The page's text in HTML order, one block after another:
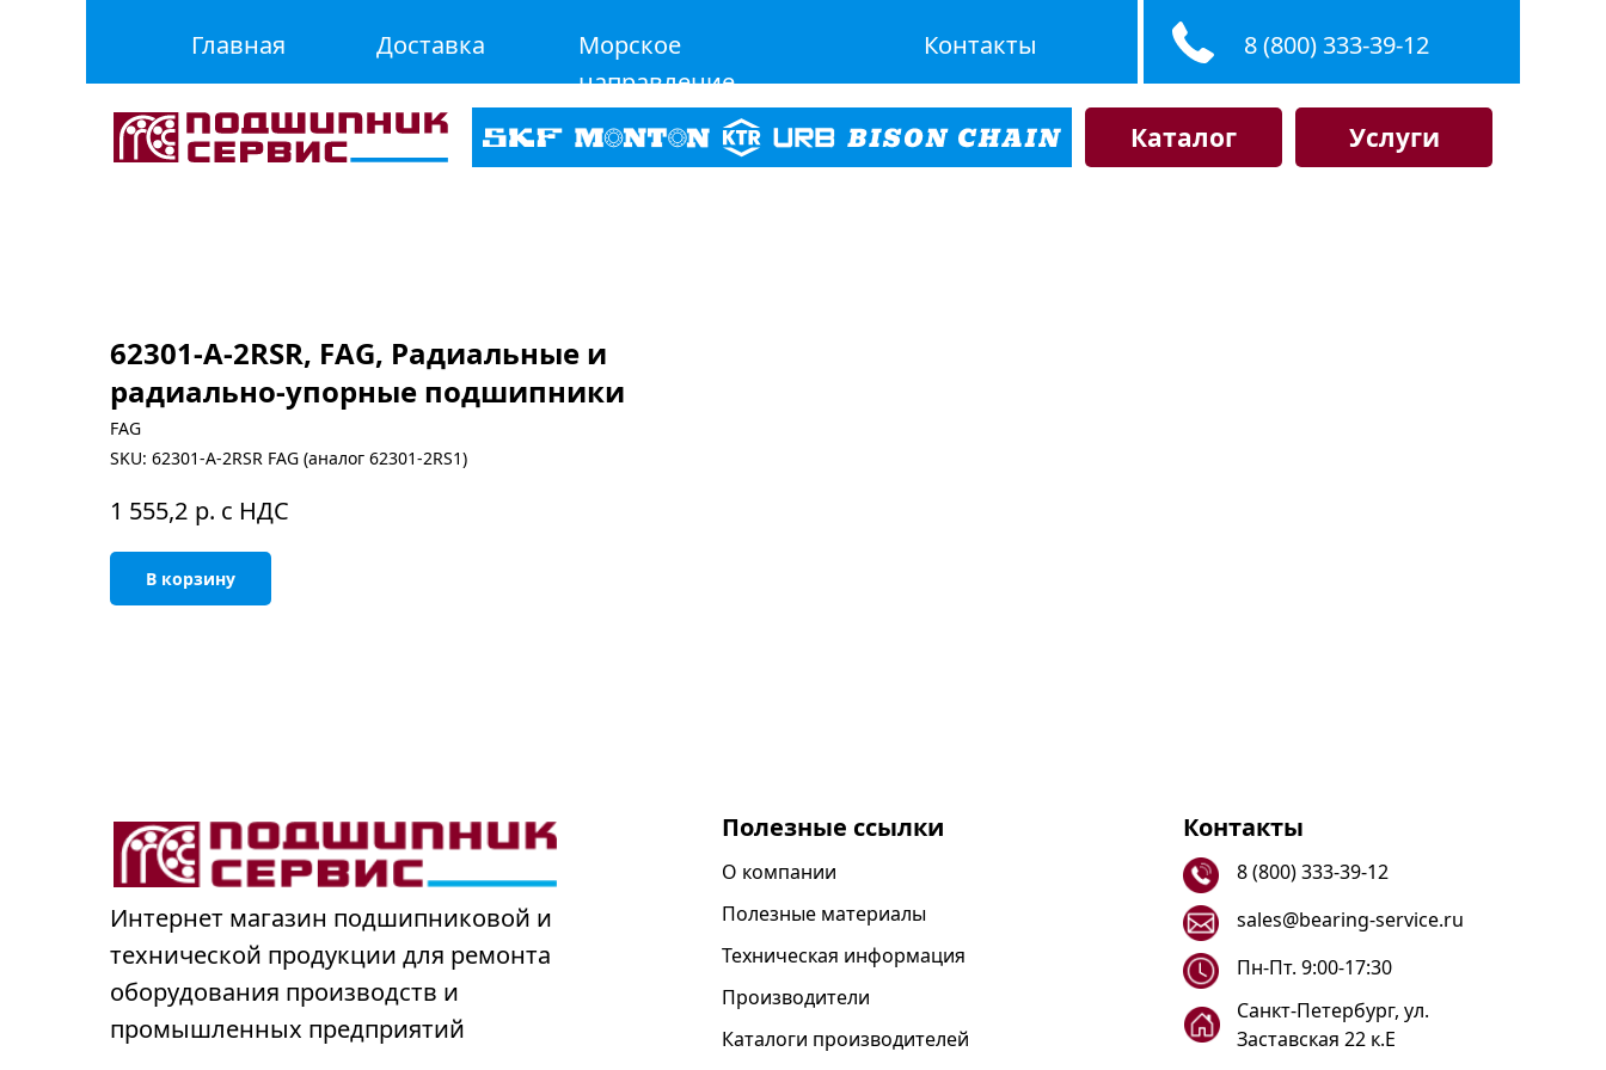
Главная Доставка
Морское
направление
Контакты 8 (800) 333-39-12
Каталог Услуги
62301-A-2RSR, FAG, Радиальные и
радиально-упорные подшипники
FAG
SKU: 62301-A-2RSR FAG (аналог 62301-2RS1)
1 555,2 р. с НДС
В корзину
Интернет магазин подшипниковой и
технической продукции для ремонта
оборудования производств и
промышленных предприятий
Полезные ссылки
О компании
Полезные материалы
Техническая информация
Производители
Каталоги производителей
Контакты
8 (800) 333-39-12
sales@bearing-service.ru
Санкт-Петербург, ул.
Заставская 22 к.Е
Пн-Пт. 9:00-17:30